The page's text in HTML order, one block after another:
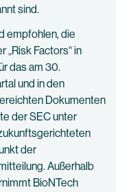
sind.
empfohlen, die
„Risk Factors“ in
das am 30.
und in den
Dokumenten
der SEC unter
der
Außerhalb
BioNTech